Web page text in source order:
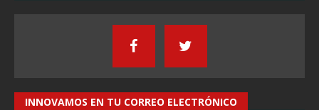
INNOVAMOS EN TU CORREO ELECTRÓNICO